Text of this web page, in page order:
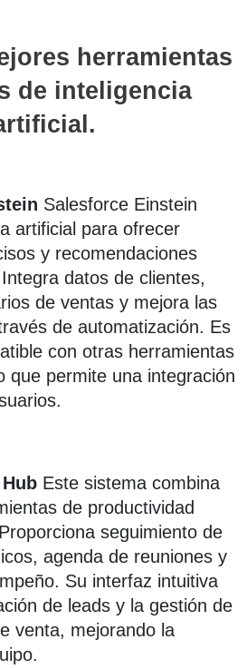
herramientas
de inteligencia
Salesforce Einstein
artificial para ofrecer
y recomendaciones
datos de clientes,
de ventas y mejora las
de automatización. Es
con otras herramientas
que permite una integración
Este sistema combina
de productividad
seguimiento de
agenda de reuniones y
Su interfaz intuitiva
de leads y la gestión de
venta, mejorando la